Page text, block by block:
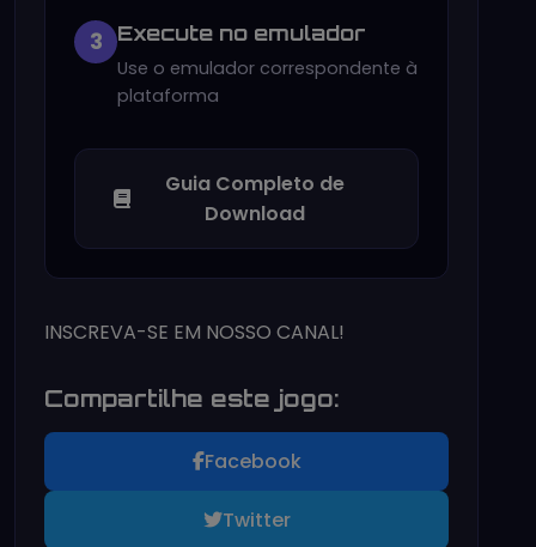
3 Execute no emulador
Use o emulador correspondente à
plataforma
Guia Completo de
Download
INSCREVA-SE EM NOSSO CANAL!
Compartilhe este jogo:
Facebook
Twitter